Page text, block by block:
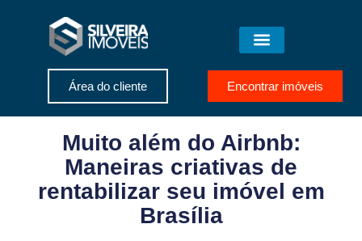
Área do cliente Encontrar imóveis
Muito além do Airbnb:
Maneiras criativas de
rentabilizar seu imóvel em
Brasília